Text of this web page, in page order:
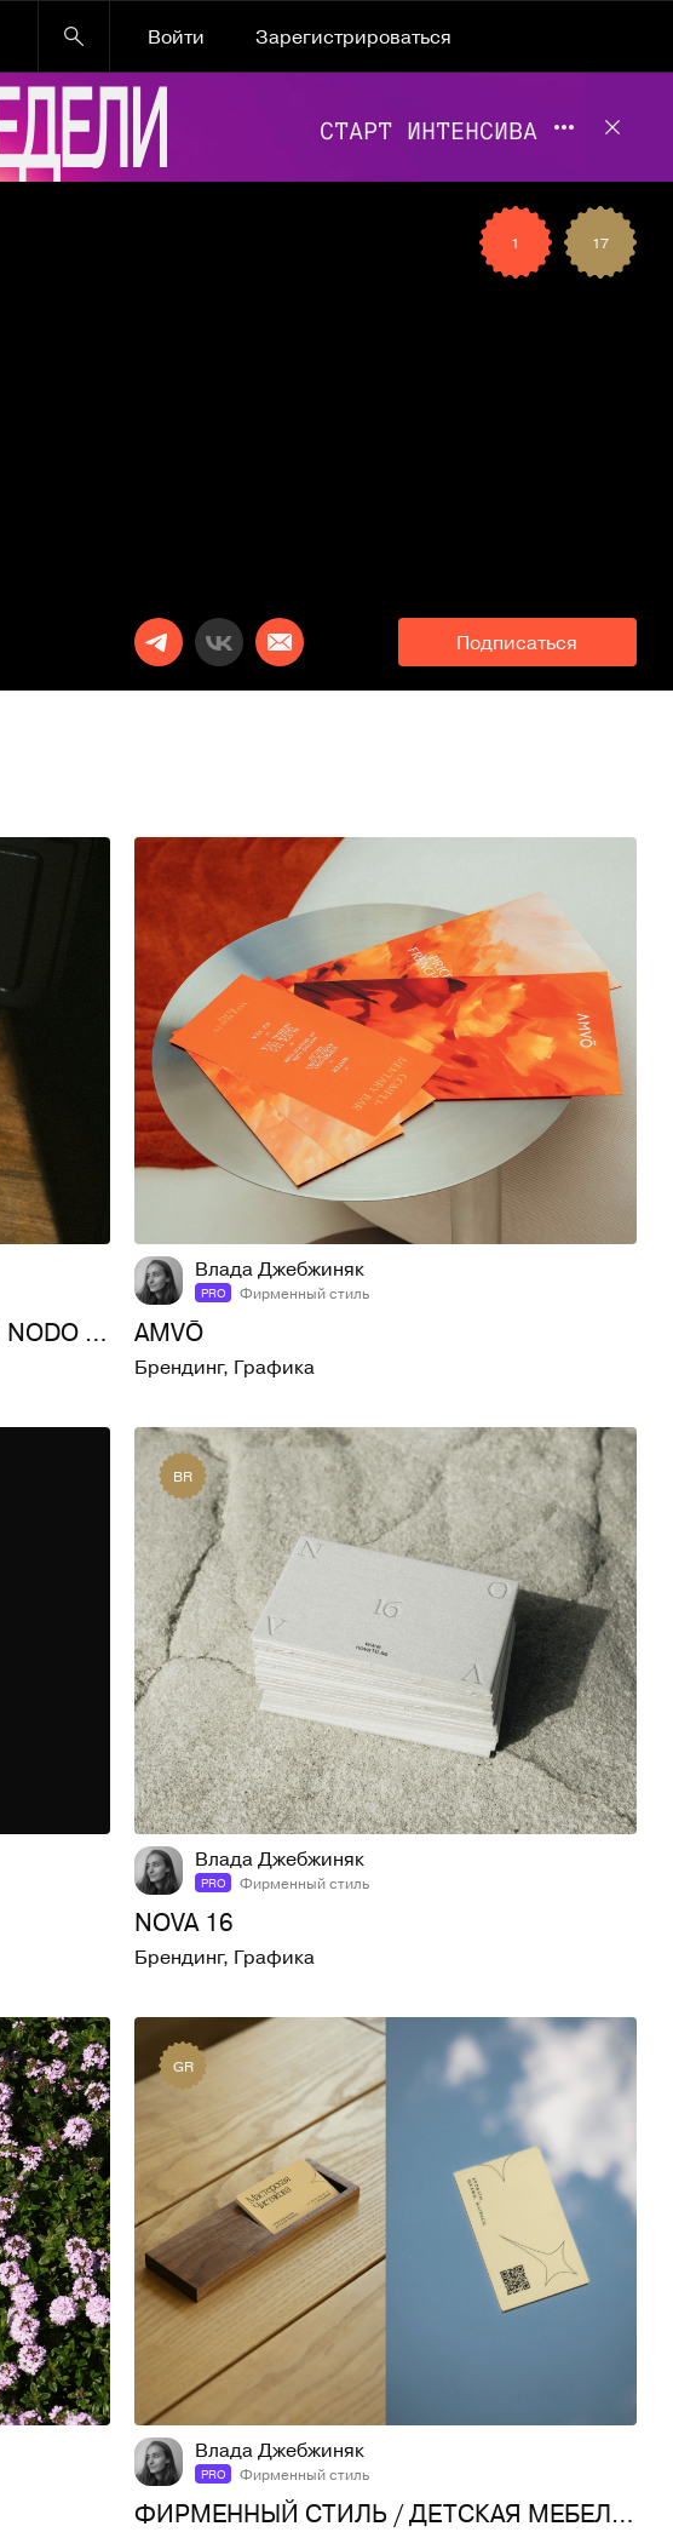
Войти
Зарегистрироваться
1 17
Подписаться
390
BRAND IDENTITY | RESTAURANT | NODO SUD
77
Влада Джебжиняк
PRO Фирменный стиль
AMVŌ
Брендинг, Графика
BR
102 1,1K
Влада Джебжиняк
PRO Фирменный стиль
NOVA 16
Брендинг, Графика
901
GR
Влада Джебжиняк
PRO Фирменный стиль
ФИРМЕННЫЙ СТИЛЬ / ДЕТСКАЯ МЕБЕЛЬ / BRAND IDENTITY